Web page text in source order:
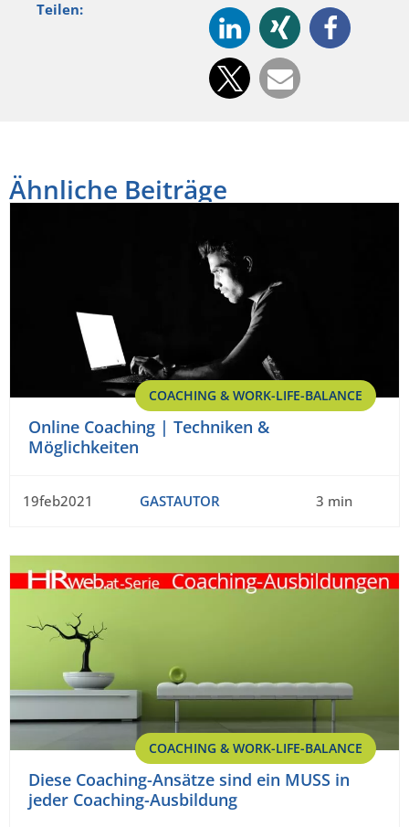
Teilen:
Ähnliche Beiträge
COACHING & WORK-LIFE-BALANCE
Online Coaching | Techniken &
Möglichkeiten
19feb2021 GASTAUTOR 3 min
COACHING & WORK-LIFE-BALANCE
Diese Coaching-Ansätze sind ein MUSS in
jeder Coaching-Ausbildung